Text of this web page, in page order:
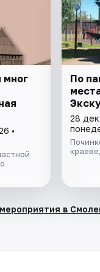
мног
•
По
28
в